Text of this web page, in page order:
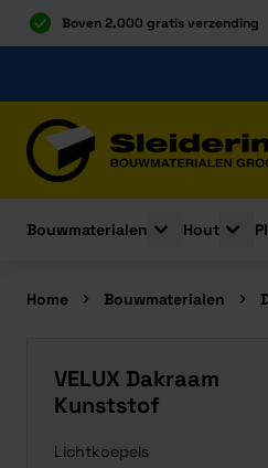
Boven 2.000 gratis verzending
Bouwmaterialen
Toggle
Hout
Home Bouwmaterialen
VELUX Dakraam
Kunststof
Lichtkoepels